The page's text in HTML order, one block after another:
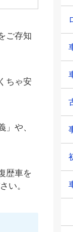
ご存知
ちゃ安
や、
歴車を
い。